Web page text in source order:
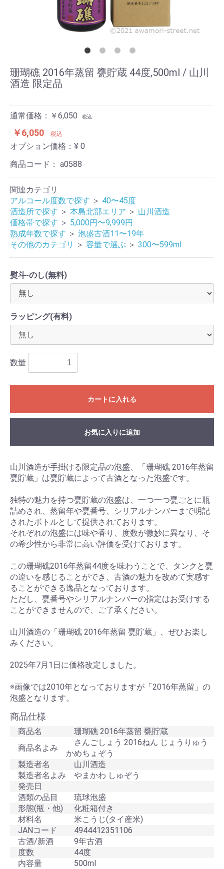
珊瑚礁 2016年蒸留 甕貯蔵 44度,500ml / 山川
酒造 限定品
通常価格：￥6,050 税込
￥6,050 税込
オプション価格：¥ 0
商品コード： a0588
関連カテゴリ
アルコール度数で探す ＞ 40〜45度
酒造所で探す ＞ 本島北部エリア ＞ 山川酒造
価格帯で探す ＞ 5,000円〜9,999円
熟成年数で探す ＞ 泡盛古酒11〜19年
その他のカテゴリ
＞ 容量で選ぶ ＞ 300〜599ml
熨斗-のし(無料)
ラッピング(有料)
数量
カートに入れる
お気に入りに追加
山川酒造が手掛ける限定品の泡盛、「珊瑚礁 2016年蒸留
甕貯蔵」は甕貯蔵によって古酒となった泡盛です。
独特の魅力を持つ甕貯蔵の泡盛は、一つ一つ甕ごとに瓶
詰めされ、蒸留年や甕番号、シリアルナンバーまで明記
されたボトルとして提供されております。
それぞれの泡盛には味や香り、度数が微妙に異なり、そ
の希少性から非常に高い評価を受けております。
この珊瑚礁2016年蒸留44度を味わうことで、タンクと甕
の違いを感じることができ、古酒の魅力を改めて実感す
ることができる逸品となっております。
ただし、甕番号やシリアルナンバーの指定はお受けする
ことができませんので、ご了承ください。
山川酒造の「珊瑚礁 2016年蒸留 甕貯蔵」、ぜひお楽し
みください。
2025年7月1日に価格改定しました。
※画像では2010年となっておりますが「2016年蒸留」の
泡盛となります。
商品仕様
商品名
珊瑚礁 2016年蒸留 甕貯蔵
商品名よみ
さんごしょう 2016ねん じょうりゅう
かめちょぞう
製造者名
山川酒造
製造者名よみ やまかわ しゅぞう
発売日
酒類の品目
琉球泡盛
形態(瓶・他)
化粧箱付き
材料名
米こうじ(タイ産米)
JANコード
4944412351106
古酒/新酒
9年古酒
度数
44度
内容量
500ml